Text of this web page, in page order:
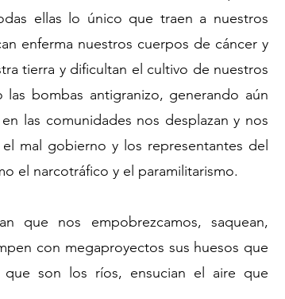
ellas lo único que traen a nuestros
enferma nuestros cuerpos de cáncer y
tierra y dificultan el cultivo de nuestros
las bombas antigranizo, generando aún
las comunidades nos desplazan y nos
mal gobierno y los representantes del
el narcotráfico y el paramilitarismo.
que nos empobrezcamos, saquean,
con megaproyectos sus huesos que
son los ríos, ensucian el aire que